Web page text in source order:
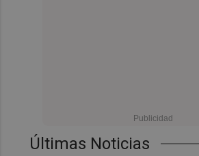
Últimas Noticias